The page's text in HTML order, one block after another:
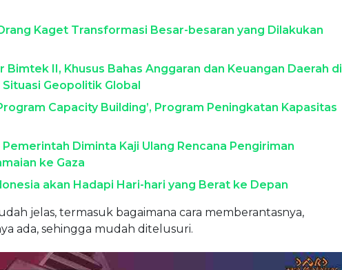
Kaget Transformasi Besar-besaran yang Dilakukan
Bimtek II, Khusus Bahas Anggaran dan Keuangan Daerah di
Geopolitik Global
Capacity Building’, Program Peningkatan Kapasitas
Diminta Kaji Ulang Rencana Pengiriman
ke Gaza
akan Hadapi Hari-hari yang Berat ke Depan
jelas, termasuk bagaimana cara memberantasnya,
ada, sehingga mudah ditelusuri.